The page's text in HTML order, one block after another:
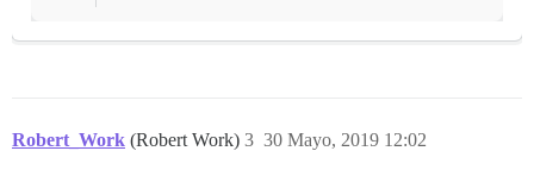
Robert_Work (Robert Work) 30 Mayo, 2019 12:02
3